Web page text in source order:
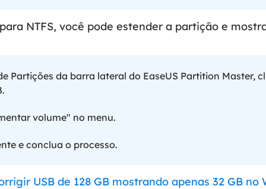
NTFS, você pode estender a partição e
Partições da barra lateral do EaseUS Partition Master,
volume" no menu.
e conclua o processo.
USB de 128 GB mostrando apenas 32 GB no